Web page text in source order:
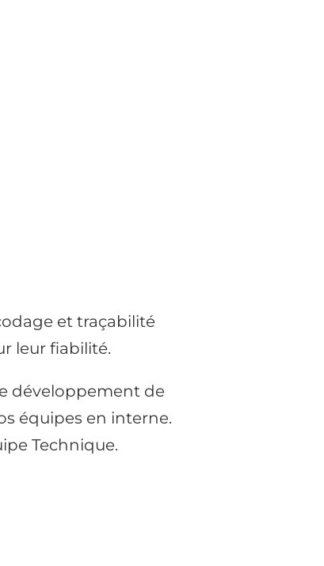
et traçabilité
leur fiabilité.
développement de
équipes en interne.
Technique.